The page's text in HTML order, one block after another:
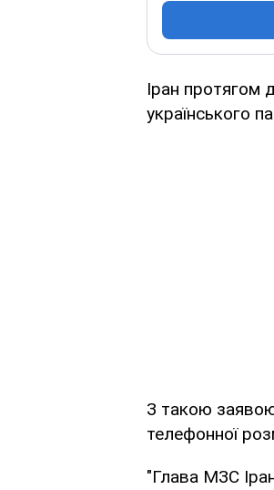
Іран протягом
українського
З такою заявою
телефонної
"Глава МЗС